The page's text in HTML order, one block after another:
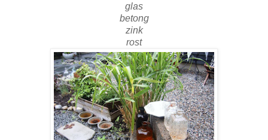
glas
betong
zink
rost